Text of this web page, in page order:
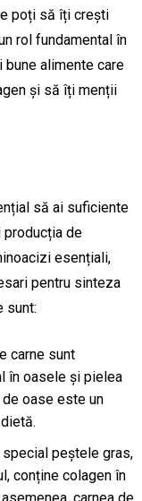
poți să îți crești
rol fundamental în
alimente care
și să îți menții
să ai suficiente
producția de
esențiali,
pentru sinteza
sunt:
carne sunt
în oasele și pielea
oase este un
peștele gras,
conține colagen în